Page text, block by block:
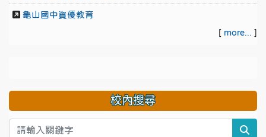
龜山國中資優教育
[ more... ]
校內搜尋